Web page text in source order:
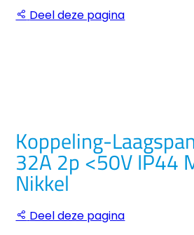
Deel deze pagina
Koppeling-
32A 2p <50V IP44
Nikkel
Deel deze pagina